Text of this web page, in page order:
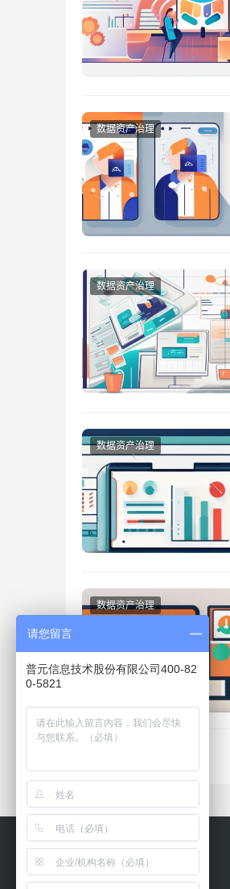
数据资产治理
数据资产治理
数据资产治理
数据资产治理
请您留言
普元信息技术股份有限公司400-82
0-5821